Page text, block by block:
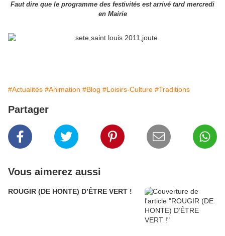
Faut dire que le programme des festivités est arrivé tard mercredi
en Mairie
#Actualités #Animation #Blog #Loisirs-Culture #Traditions
Partager
Vous aimerez aussi
ROUGIR (DE HONTE) D’ÊTRE VERT !